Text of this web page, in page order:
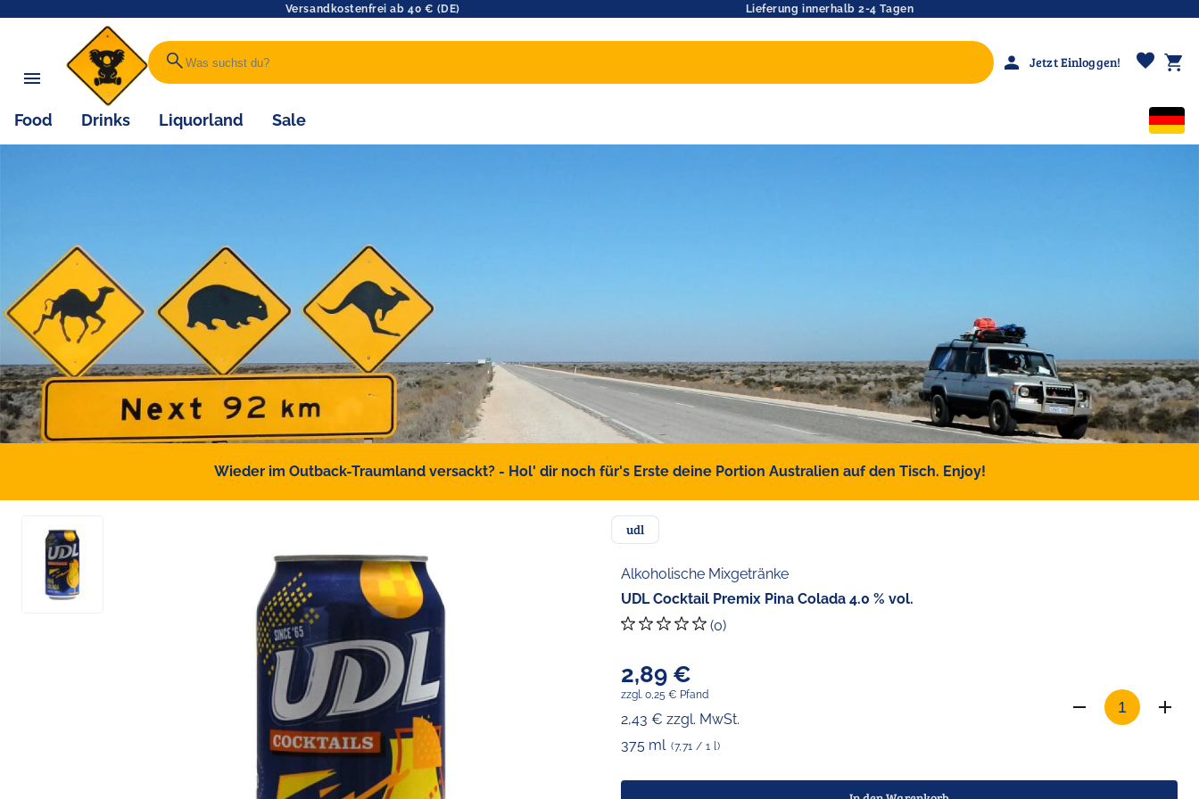
Versandkostenfrei ab 40 € (DE) Lieferung innerhalb 2-4 Tagen
search person Jetzt Einloggen! favorite shopping_cart
Food Drinks Liquorland Sale
Wieder im Outback-Traumland versackt? - Hol' dir noch für's Erste deine Portion Australien auf den Tisch. Enjoy!
udl
Alkoholische Mixgetränke
UDL Cocktail Premix Pina Colada 4.0 % vol.
(0)
2,89 €
zzgl. 0,25 € Pfand
2,43 € zzgl. MwSt.
375 ml (7,71 / 1 l)